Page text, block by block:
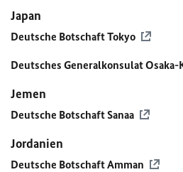
Japan
Deutsche Botschaft Tokyo
Deutsches Generalkonsulat Osaka-
Jemen
Deutsche Botschaft Sanaa
Jordanien
Deutsche Botschaft Amman